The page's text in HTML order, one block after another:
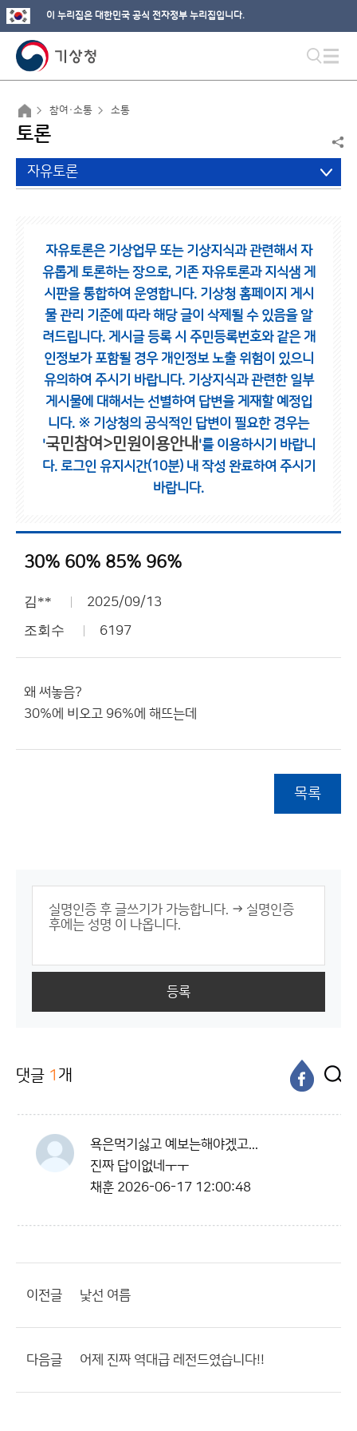
이 누리집은 대한민국 공식 전자정부 누리집입니다.
참여·소통 소통
토론
자유토론
자유토론은 기상업무 또는 기상지식과 관련해서 자
유롭게 토론하는 장으로, 기존 자유토론과 지식샘 게
시판을 통합하여 운영합니다. 기상청 홈페이지 게시
물 관리 기준에 따라 해당 글이 삭제될 수 있음을 알
려드립니다. 게시글 등록 시 주민등록번호와 같은 개
인정보가 포함될 경우 개인정보 노출 위험이 있으니
유의하여 주시기 바랍니다. 기상지식과 관련한 일부
게시물에 대해서는 선별하여 답변을 게재할 예정입
니다. ※ 기상청의 공식적인 답변이 필요한 경우는
'국민참여>민원이용안내 '를 이용하시기 바랍니
다. 로그인 유지시간(10분) 내 작성 완료하여 주시기
바랍니다.
30% 60% 85% 96%
김** 2025/09/13
조회수 6197
왜 써놓음?
30%에 비오고 96%에 해뜨는데
목록
등록
댓글 1 개
욕은먹기싫고 예보는해야겠고...
진짜 답이없네ㅜㅜ
채훈 2026-06-17 12:00:48
이전글 낯선 여름
다음글 어제 진짜 역대급 레전드였습니다!!